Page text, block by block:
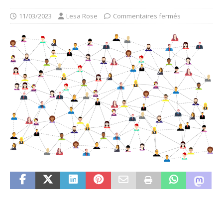
11/03/2023 Lesa Rose Commentaires fermés